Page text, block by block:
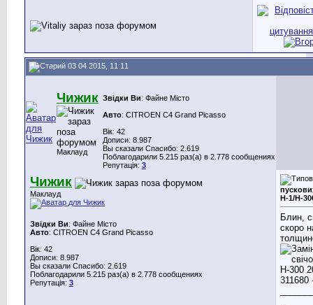
03.04.2015, 11:11
Чижик
Маклауд
Звідки Ви: Файне Місто
Авто: CITROEN C4 Grand Picasso
Вік: 42
Дописи: 8.987
Вы сказали Спасибо: 2.619
Поблагодарили 5.215 раз(а) в 2.778 сообщениях
Репутація: 3
Чижик
Маклауд
Звідки Ви: Файне Місто
Авто: CITROEN C4 Grand Picasso
Вік: 42
Дописи: 8.987
Вы сказали Спасибо: 2.619
Поблагодарили 5.215 раз(а) в 2.778 сообщениях
Репутація: 3
Н-1/Н-
Блин,
скоро